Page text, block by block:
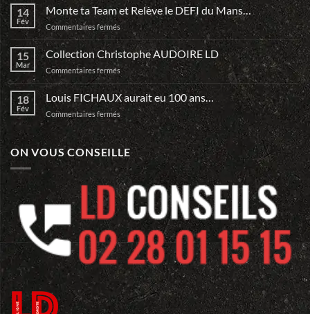
destin
incroyable…
Guo
Dan
14
Fév
Monte ta Team et Relève le DEFI du Mans…
Commentaires ferméssur
Monte
ta
Team
et
Relève
le
DEFI
du
Mans…
15
Mar
Collection Christophe AUDOIRE LD
Commentaires ferméssur
Collection
Christophe
AUDOIRE
LD
18
Fév
Louis FICHAUX aurait eu 100 ans…
Commentaires ferméssur
Louis
FICHAUX
aurait
eu
100
ans…
ON VOUS CONSEILLE